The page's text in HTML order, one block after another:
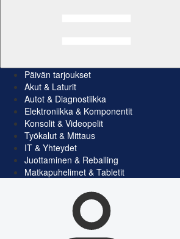
Päivän tarjoukset
Akut & Laturit
Autot & Diagnostiikka
Elektroniikka & Komponentit
Konsolit & Videopelit
Työkalut & Mittaus
IT & Yhteydet
Juottaminen & Reballing
Matkapuhelimet & Tabletit